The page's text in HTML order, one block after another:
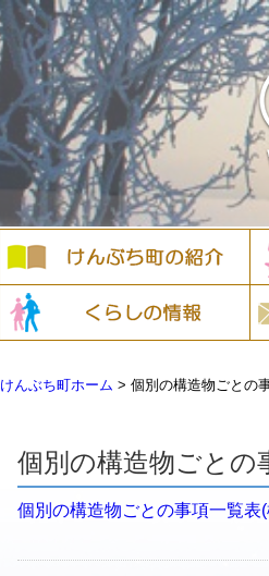
けんぶち町ホーム > 個別の構造物ごとの
個別の構造物ごとの
個別の構造物ごとの事項一覧表